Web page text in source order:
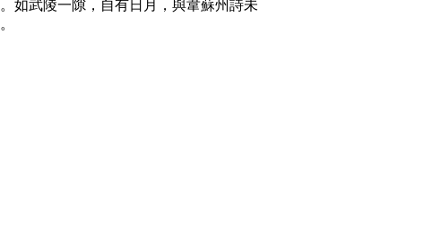
如武陵一隙，自有日月，與韋蘇州詩未